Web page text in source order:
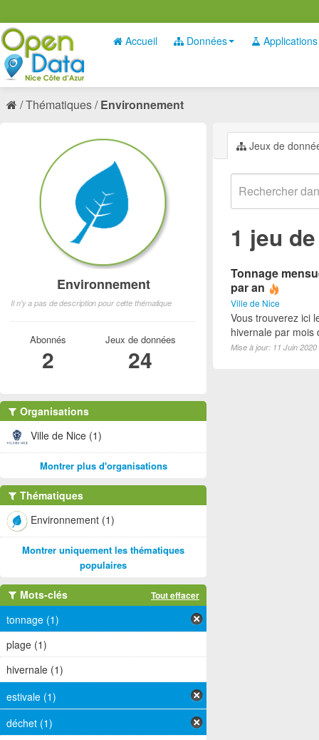
Accueil Données Applications
Thématiques Environnement
Jeux de
1 jeu
Tonnage
par an
Ville de Nice
Vous trouverez ici
hivernale par
Mise à jour: 11 Juin 2020
Environnement
Il n'y a pas de description pour cette thématique
Abonnés
2
Jeux de données
24
Organisations
Ville de Nice (1)
Montrer plus d'organisations
Thématiques
Environnement (1)
Montrer uniquement les thématiques
populaires
Mots-clés Tout effacer
tonnage (1)
plage (1)
hivernale (1)
estivale (1)
déchet (1)